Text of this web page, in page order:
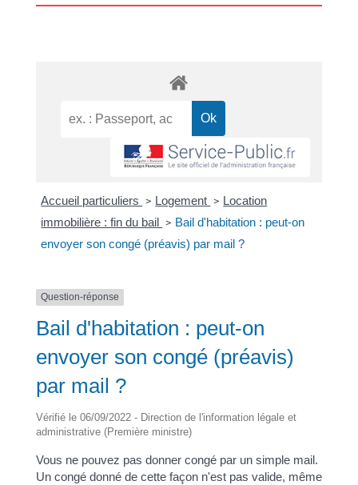
Accueil particuliers > Logement > Location
immobilière : fin du bail > Bail d'habitation : peut-on
envoyer son congé (préavis) par mail ?
Question-réponse
Bail d'habitation : peut-on
envoyer son congé (préavis)
par mail ?
Vérifié le 06/09/2022 - Direction de l'information légale et
administrative (Première ministre)
Vous ne pouvez pas donner congé par un simple mail.
Un congé donné de cette façon n'est pas valide, même